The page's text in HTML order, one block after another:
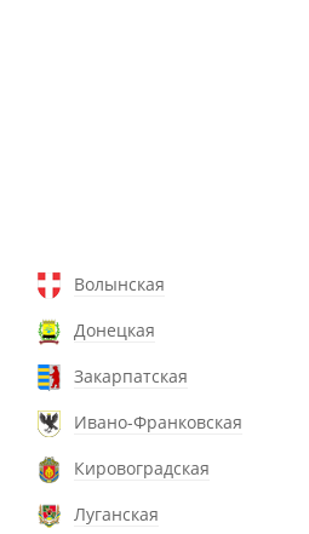
Волынская
Донецкая
Закарпатская
Ивано-Франковская
Кировоградская
Луганская